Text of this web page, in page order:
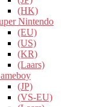
(HK)
Nintendo
(EU)
(US)
(KR)
(Laars)
(JP)
(VS-EU)